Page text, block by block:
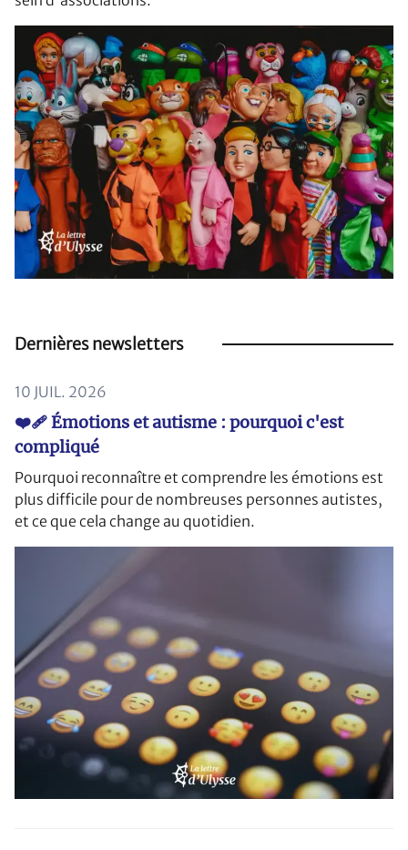
Dernières newsletters
10 JUIL. 2026
❤️‍🩹 Émotions et autisme : pourquoi c'est
compliqué
Pourquoi reconnaître et comprendre les émotions est
plus difficile pour de nombreuses personnes autistes,
et ce que cela change au quotidien.